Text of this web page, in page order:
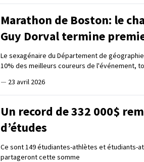
Marathon de Boston: le
Guy Dorval termine
Le sexagénaire du Département de
10% des meilleurs coureurs de l'événement,
— 23 avril 2026
Un record de 332 000$
d’études
Ce sont 149 étudiantes-athlètes et étudiants-
partageront cette somme